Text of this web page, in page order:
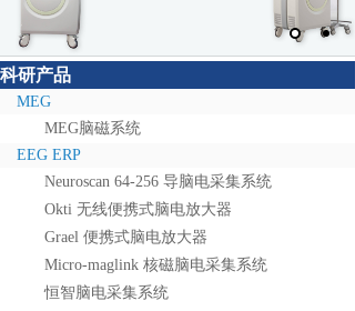
科研产品
MEG
MEG脑磁系统
EEG ERP
Neuroscan 64-256 导脑电采集系统
Okti 无线便携式脑电放大器
Grael 便携式脑电放大器
Micro-maglink 核磁脑电采集系统
恒智脑电采集系统